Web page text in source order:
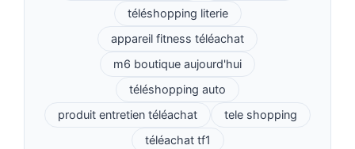
téléshopping literie
appareil fitness téléachat
m6 boutique aujourd'hui
téléshopping auto
produit entretien téléachat
tele shopping
téléachat tf1